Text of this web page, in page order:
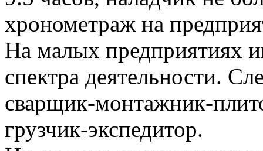
хронометраж на
На малых предприятиях
спектра деятельности.
сварщик-монтажник-
грузчик-экспедитор.